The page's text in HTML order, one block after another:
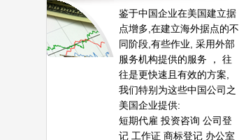
鉴于中国企业在美国建立据
点增多,在建立海外据点的不
同阶段,有些作业, 采用外部
服务机构提供的服务 ， 往
往是更快速且有效的方案,
我们特别为这些中国公司之
美国企业提供:
短期代雇 投资咨询 公司登
记 工作证 商标登记 办公室